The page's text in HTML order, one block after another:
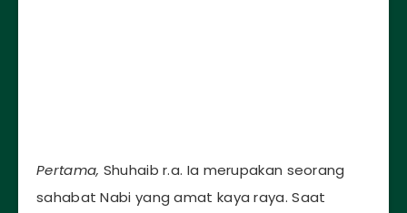
Pertama, Shuhaib r.a. Ia merupakan seorang
sahabat Nabi yang amat kaya raya. Saat